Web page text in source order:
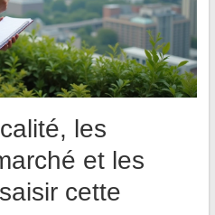
les
et les
cette